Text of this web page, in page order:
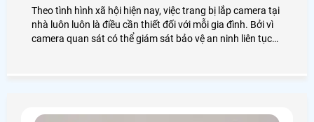
Theo tình hình xã hội hiện nay, việc trang bị lắp camera tại
nhà luôn luôn là điều cần thiết đối với mỗi gia đình. Bởi vì
camera quan sát có thể giám sát bảo vệ an ninh liên tục